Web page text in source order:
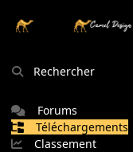
Rechercher
Forums
Téléchargements
Classement